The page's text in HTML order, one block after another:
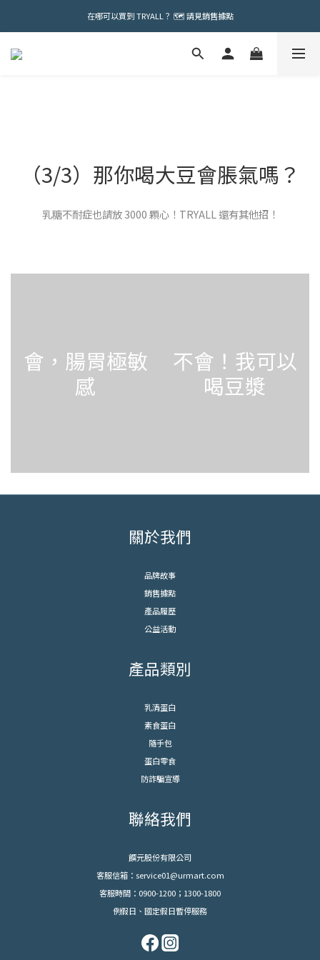
在哪可以買到 TRYALL？ 🗺️ 請見銷售據點
（3/3）那你喝大豆會脹氣嗎？
乳糖不耐症也請放 3000 顆心！TRYALL 還有其他招！
會，腸胃極敏
感
不會！我可以
喝豆漿
關於我們
品牌故事
銷售據點
產品履歷
公益活動
產品類別
乳清蛋白
素食蛋白
隨手包
蛋白零食
防詐騙宣導
聯絡我們
饌元股份有限公司
客服信箱：service01@urmart.com
客服時間：0900-1200；1300-1800
例假日、國定假日暫停服務